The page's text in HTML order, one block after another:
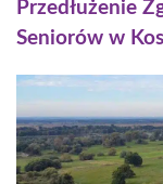
Przedłużenie
Seniorów w